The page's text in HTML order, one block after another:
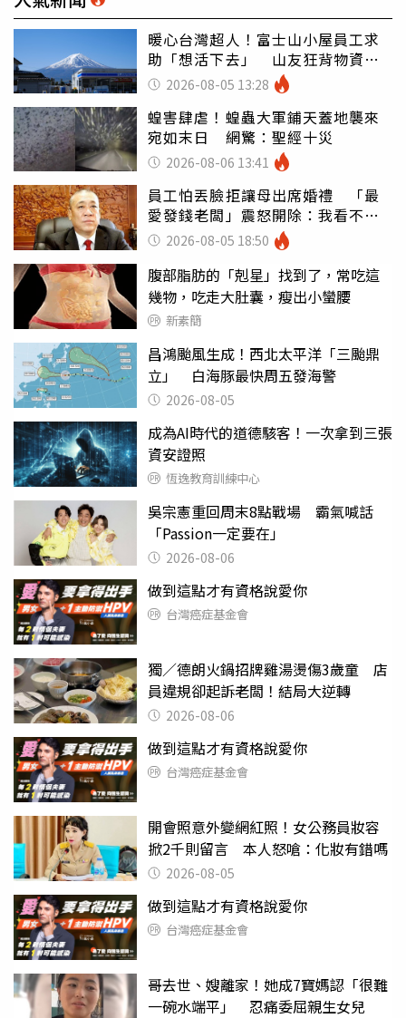
暖心台灣超人！富士山小屋員工求
助「想活下去」 山友狂背物資上
山：台灣真的是寶島
2026-08-05 13:28
蝗害肆虐！蝗蟲大軍鋪天蓋地襲來
宛如末日 網驚：聖經十災
2026-08-06 13:41
員工怕丟臉拒讓母出席婚禮 「最
愛發錢老闆」震怒開除：我看不起
你 2026-08-05 18:50
腹部脂肪的「剋星」找到了，常吃這
幾物，吃走大肚囊，瘦出小蠻腰
新素簡
昌鴻颱風生成！西北太平洋「三颱鼎
立」 白海豚最快周五發海警
2026-08-05
成為AI時代的道德駭客！一次拿到三張
資安證照
恆逸教育訓練中心
吳宗憲重回周末8點戰場 霸氣喊話
「Passion一定要在」
2026-08-06
做到這點才有資格說愛你
台灣癌症基金會
獨／德朗火鍋招牌雞湯燙傷3歲童 店
員違規卻起訴老闆！結局大逆轉
2026-08-06
做到這點才有資格說愛你
台灣癌症基金會
開會照意外變網紅照！女公務員妝容
掀2千則留言 本人怒嗆：化妝有錯嗎
2026-08-05
做到這點才有資格說愛你
台灣癌症基金會
哥去世、嫂離家！她成7寶媽認「很難
一碗水端平」 忍痛委屈親生女兒